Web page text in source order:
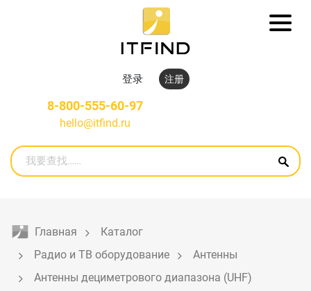
登录 注册
8-800-555-60-97
hello@itfind.ru
Главная
Каталог
Радио и ТВ оборудование
Антенны
Антенны дециметрового диапазона (UHF)